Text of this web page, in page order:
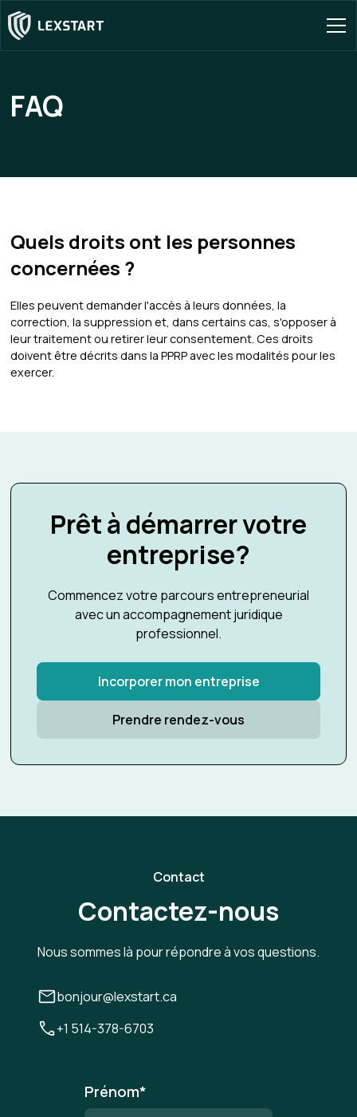
FAQ
Quels droits ont les personnes
concernées ?
Elles peuvent demander l'accès à leurs données, la
correction, la suppression et, dans certains cas, s'opposer à
leur traitement ou retirer leur consentement. Ces droits
doivent être décrits dans la PPRP avec les modalités pour les
exercer.
Prêt à démarrer votre
entreprise?
Commencez votre parcours entrepreneurial
avec un accompagnement juridique
professionnel.
Incorporer mon entreprise
Prendre rendez-vous
Contact
Contactez-nous
Nous sommes là pour répondre à vos questions.
bonjour@lexstart.ca
+1 514-378-6703
Prénom*